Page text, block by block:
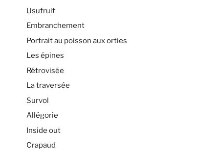
Usufruit
Embranchement
Portrait au poisson aux orties
Les épines
Rétrovisée
La traversée
Survol
Allégorie
Inside out
Crapaud